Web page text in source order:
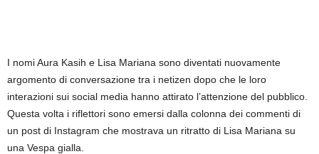
I nomi Aura Kasih e Lisa Mariana sono diventati nuovamente
argomento di conversazione tra i netizen dopo che le loro
interazioni sui social media hanno attirato l’attenzione del pubblico.
Questa volta i riflettori sono emersi dalla colonna dei commenti di
un post di Instagram che mostrava un ritratto di Lisa Mariana su
una Vespa gialla.